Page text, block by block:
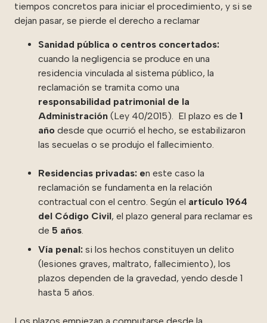
tiempos concretos para iniciar el procedimiento, y si se
dejan pasar, se pierde el derecho a reclamar
Sanidad pública o centros concertados:
cuando la negligencia se produce en una
residencia vinculada al sistema público, la
reclamación se tramita como una
responsabilidad patrimonial de la
Administración (Ley 40/2015). El plazo es de 1
año desde que ocurrió el hecho, se estabilizaron
las secuelas o se produjo el fallecimiento.
Residencias privadas: en este caso la
reclamación se fundamenta en la relación
contractual con el centro. Según el artículo 1964
del Código Civil, el plazo general para reclamar es
de 5 años.
Vía penal: si los hechos constituyen un delito
(lesiones graves, maltrato, fallecimiento), los
plazos dependen de la gravedad, yendo desde 1
hasta 5 años.